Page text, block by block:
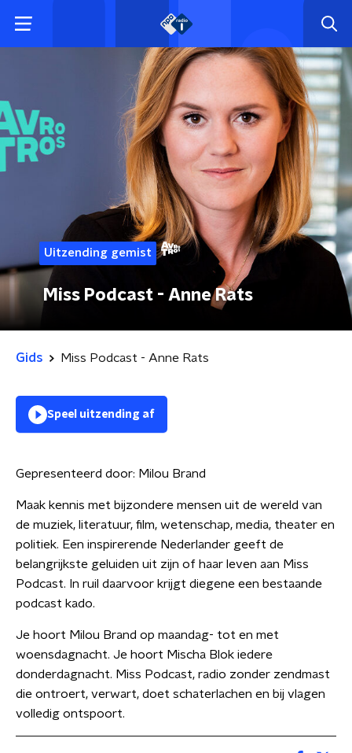
Uitzending gemist
Miss Podcast - Anne Rats
Gids Miss Podcast - Anne Rats
Speel uitzending af
Gepresenteerd door: Milou Brand
Maak kennis met bijzondere mensen uit de wereld van
de muziek, literatuur, film, wetenschap, media, theater en
politiek. Een inspirerende Nederlander geeft de
belangrijkste geluiden uit zijn of haar leven aan Miss
Podcast. In ruil daarvoor krijgt diegene een bestaande
podcast kado.
Je hoort Milou Brand op maandag- tot en met
woensdagnacht. Je hoort Mischa Blok iedere
donderdagnacht. Miss Podcast, radio zonder zendmast
die ontroert, verwart, doet schaterlachen en bij vlagen
volledig ontspoort.